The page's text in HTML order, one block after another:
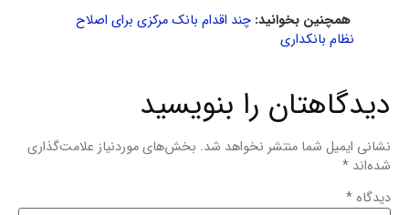
همچنین بخوانید: چند اقدام بانک مرکزی برای اصلاح
نظام بانکداری
دیدگاهتان را بنویسید
نشانی ایمیل شما منتشر نخواهد شد. بخش‌های موردنیاز علامت‌گذاری
شده‌اند *
دیدگاه *